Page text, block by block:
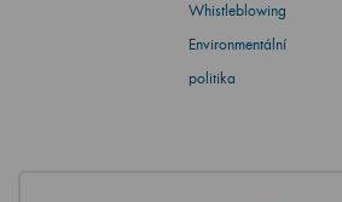
Whistleblowing
Environmentální
politika